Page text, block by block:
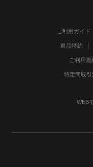
ご利用ガイド
返品特約
ご利用規
特定商取
WEB